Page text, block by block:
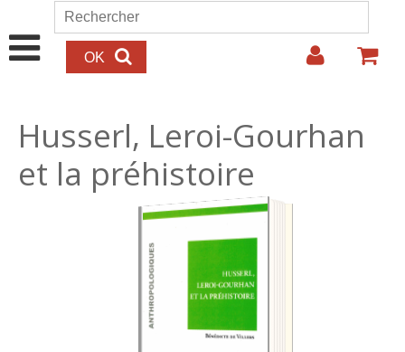
Aller au contenu principal
Formulaire de recherche
Rechercher
Husserl, Leroi-Gourhan
et la préhistoire
22.00€